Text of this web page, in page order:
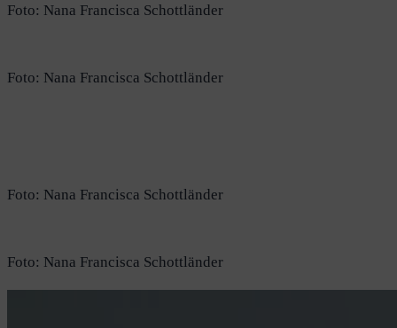
Foto: Nana Francisca Schottländer
Foto: Nana Francisca Schottländer
Foto: Nana Francisca Schottländer
Foto: Nana Francisca Schottländer